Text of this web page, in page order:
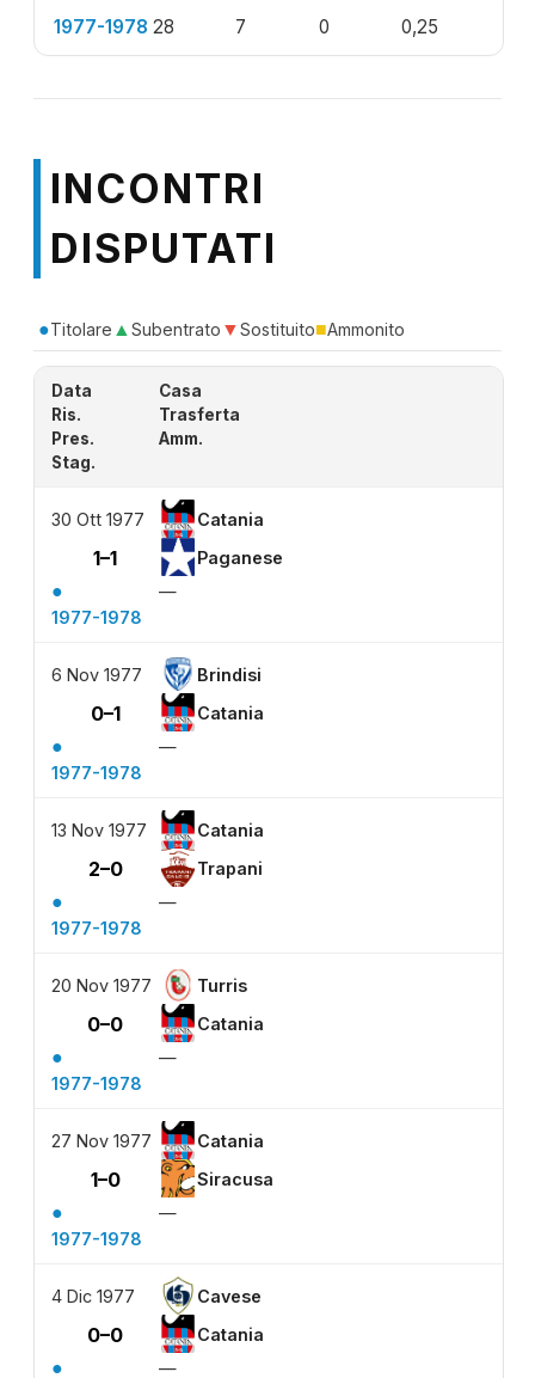
1977-1978 28 7 0 0,25
INCONTRI
DISPUTATI
●Titolare ▲Subentrato ▼Sostituito■Ammonito
Data
Casa
Ris.
Trasferta
Pres.
Amm.
Stag.
30 Ott 1977 Catania
1–1 Paganese
●
—
1977-1978
6 Nov 1977 Brindisi
0–1 Catania
●
—
1977-1978
13 Nov 1977 Catania
2–0 Trapani
●
—
1977-1978
20 Nov 1977 Turris
0–0 Catania
●
—
1977-1978
27 Nov 1977 Catania
1–0 Siracusa
●
—
1977-1978
4 Dic 1977 Cavese
0–0 Catania
● —